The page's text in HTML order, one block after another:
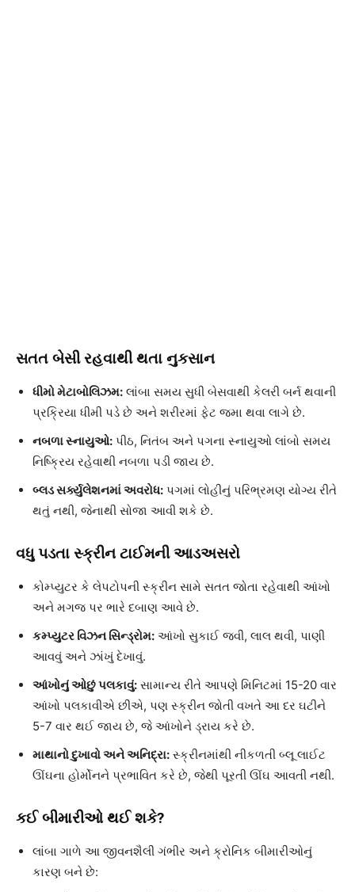
સતત બેસી રહવાથી થતા નુકસાન
ધીમો મેટાબોલિઝમ: લાંબા સમય સુધી બેસવાથી કેલરી બર્ન થવાની
પ્રક્રિયા ધીમી પડે છે અને શરીરમાં ફેટ જમા થવા લાગે છે.
નબળા સ્નાયુઓ: પીઠ, નિતંબ અને પગના સ્નાયુઓ લાંબો સમય
નિષ્ક્રિય રહેવાથી નબળા પડી જાય છે.
બ્લડ સર્ક્યુલેશનમાં અવરોધ: પગમાં લોહીનું પરિભ્રમણ યોગ્ય રીતે
થતું નથી, જેનાથી સોજા આવી શકે છે.
વધુ પડતા સ્ક્રીન ટાઈમની આડઅસરો
કોમ્પ્યુટર કે લેપટોપની સ્ક્રીન સામે સતત જોતા રહેવાથી આંખો
અને મગજ પર ભારે દબાણ આવે છે.
કમ્પ્યુટર વિઝન સિન્ડ્રોમ: આંખો સુકાઈ જવી, લાલ થવી, પાણી
આવવું અને ઝાંખું દેખાવું.
આંખોનું ઓછું પલકાવું: સામાન્ય રીતે આપણે મિનિટમાં 15-20 વાર
આંખો પલકાવીએ છીએ, પણ સ્ક્રીન જોતી વખતે આ દર ઘટીને
5-7 વાર થઈ જાય છે, જે આંખોને ડ્રાય કરે છે.
માથાનો દુખાવો અને અનિદ્રા: સ્ક્રીનમાંથી નીકળતી બ્લૂ લાઈટ
ઊંઘના હોર્મોનને પ્રભાવિત કરે છે, જેથી પૂરતી ઊંઘ આવતી નથી.
કઈ બીમારીઓ થઈ શકે?
લાંબા ગાળે આ જીવનશૈલી ગંભીર અને ક્રોનિક બીમારીઓનું
કારણ બને છે: